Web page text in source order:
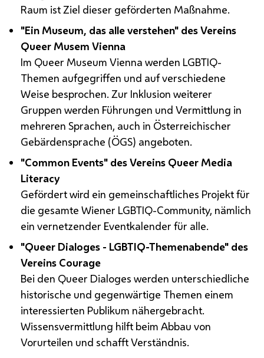
Raum ist Ziel dieser geförderten Maßnahme.
"Ein Museum, das alle verstehen" des Vereins
Queer Musem Vienna
Im Queer Museum Vienna werden LGBTIQ-
Themen aufgegriffen und auf verschiedene
Weise besprochen. Zur Inklusion weiterer
Gruppen werden Führungen und Vermittlung in
mehreren Sprachen, auch in Österreichischer
Gebärdensprache (ÖGS) angeboten.
"Common Events" des Vereins Queer Media
Literacy
Gefördert wird ein gemeinschaftliches Projekt für
die gesamte Wiener LGBTIQ-Community, nämlich
ein vernetzender Eventkalender für alle.
"Queer Dialoges - LGBTIQ-Themenabende" des
Vereins Courage
Bei den Queer Dialoges werden unterschiedliche
historische und gegenwärtige Themen einem
interessierten Publikum nähergebracht.
Wissensvermittlung hilft beim Abbau von
Vorurteilen und schafft Verständnis.